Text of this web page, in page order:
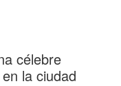
célebre
la ciudad